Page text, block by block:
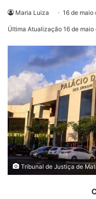
Maria Luiza 16 de maio
Última Atualização 16 de maio
Tribunal de Justiça de